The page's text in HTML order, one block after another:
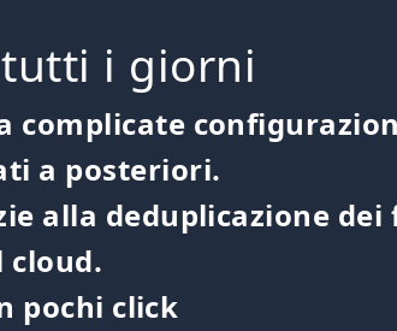
i giorni
complicate
a posteriori.
alla deduplicazione
cloud.
pochi click